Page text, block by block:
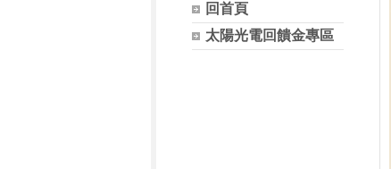
回首頁
太陽光電回饋金專區